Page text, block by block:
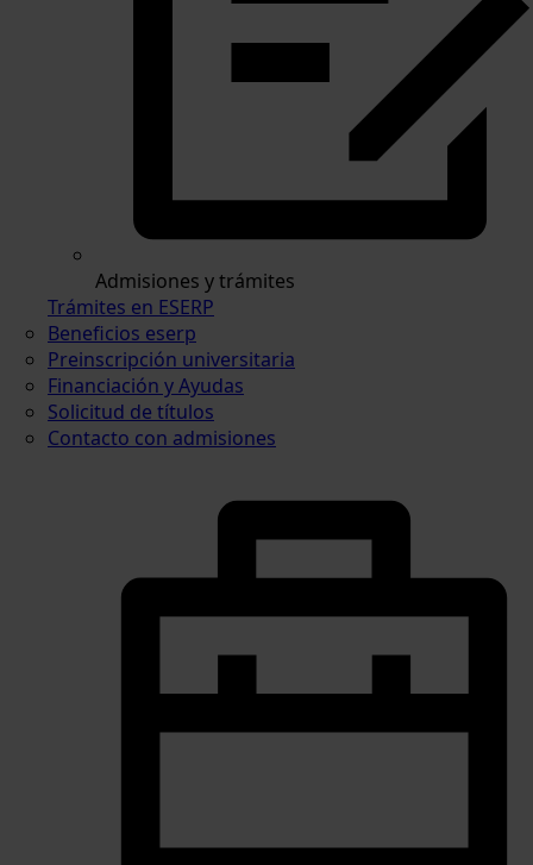
Admisiones y trámites
Trámites en ESERP
Beneficios eserp
Preinscripción universitaria
Financiación y Ayudas
Solicitud de títulos
Contacto con admisiones